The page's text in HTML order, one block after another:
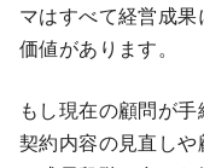
マはすべて経営成
価値があります。
もし現在の顧問が手
契約内容の見直し